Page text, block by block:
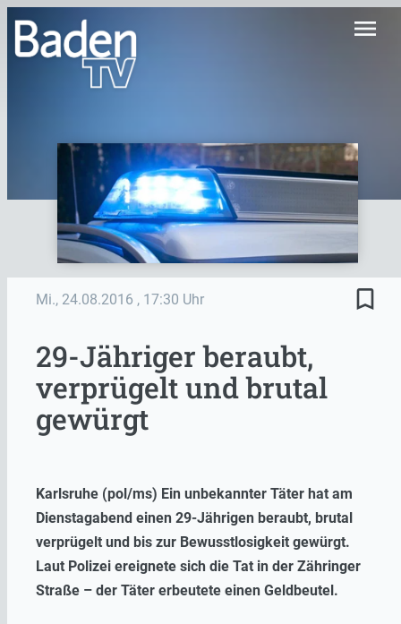
menu
Mi., 24.08.2016 , 17:30 Uhr bookmark_border
29-Jähriger beraubt,
verprügelt und brutal
gewürgt
Karlsruhe (pol/ms) Ein unbekannter Täter hat am
Dienstagabend einen 29-Jährigen beraubt, brutal
verprügelt und bis zur Bewusstlosigkeit gewürgt.
Laut Polizei ereignete sich die Tat in der Zähringer
Straße – der Täter erbeutete einen Geldbeutel.